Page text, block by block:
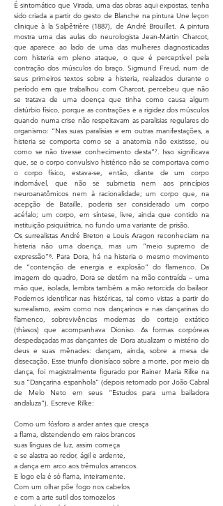
É sintomático que Virada, uma das obras aqui expostas, tenha
sido criada a partir do gesto de Blanche na pintura Une leçon
clinique à la Salpêtrière (1887), de André Brouillet. A pintura
mostra uma das aulas do neurologista Jean-Martin Charcot,
que aparece ao lado de uma das mulheres diagnosticadas
com histeria em pleno ataque, o que é perceptível pela
contração dos músculos do braço. Sigmund Freud, num de
seus primeiros textos sobre a histeria, realizados durante o
período em que trabalhou com Charcot, percebeu que não
se tratava de uma doença que tinha como causa algum
distúrbio físico, porque as contrações e a rigidez dos músculos
quando numa crise não respeitavam as paralisias regulares do
organismo: “Nas suas paralisias e em outras manifestações, a
histeria se comporta como se a anatomia não existisse, ou
como se não tivesse conhecimento desta”⁷. Isso significava
que, se o corpo convulsivo histérico não se comportava como
o corpo físico, estava-se, então, diante de um corpo
indomável, que não se submetia nem aos princípios
neuroanatômicos nem à racionalidade; um corpo que, na
acepção de Bataille, poderia ser considerado um corpo
acéfalo; um corpo, em síntese, livre, ainda que contido na
instituição psiquiátrica, no fundo uma variante de prisão.
Os surrealistas André Breton e Louis Aragon reconheciam na
histeria não uma doença, mas um “meio supremo de
expressão”⁸. Para Dora, há na histeria o mesmo movimento
de “contenção de energia e explosão” do flamenco. Da
imagem do quadro, Dora se detém na mão contraída – uma
mão que, isolada, lembra também a mão retorcida do bailaor.
Podemos identificar nas histéricas, tal como vistas a partir do
surrealismo, assim como nos dançarinos e nas dançarinas do
flamenco, sobrevivências modernas do cortejo extático
(thíasos) que acompanhava Dioniso. As formas corpóreas
despedaçadas mas dançantes de Dora atualizam o mistério do
deus e suas mênades: dançam, ainda, sobre a mesa de
dissecação. Esse triunfo dionisíaco sobre a morte, por meio da
dança, foi magistralmente figurado por Rainer Maria Rilke na
sua “Dançarina espanhola” (depois retomado por João Cabral
de Melo Neto em seus “Estudos para uma bailadora
andaluza”). Escreve Rilke:
Como um fósforo a arder antes que cresça
a flama, distendendo em raios brancos
suas línguas de luz, assim começa
e se alastra ao redor, ágil e ardente,
a dança em arco aos trêmulos arrancos.
E logo ela é só flama, inteiramente.
Com um olhar põe fogo nos cabelos
e com a arte sutil dos tornozelos